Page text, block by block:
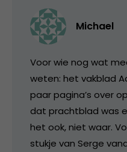
Michael
Voor wie nog wat
weten: het vakblad
paar pagina’s over
dat prachtblad was
het ook, niet waar.
stukje van Serge